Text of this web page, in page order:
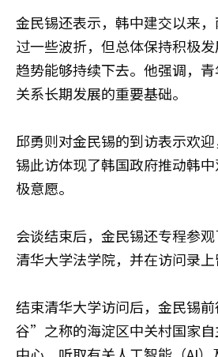
金民锡还表示，韩中建交以来
过一些波折，但总体保持积极
趋势能够持续下去。他强调，
关系长期发展的重要基础。
邱勇则对金民锡的到访表示欢
锡此访体现了韩国政府推动韩
极意愿。
会谈结束后，金民锡还专程参
清华大学法学院，并在访问录上
结束清华大学访问后，金民锡
谷”之称的海淀区中关村国家